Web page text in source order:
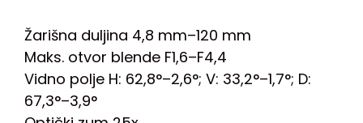
Žarišna duljina 4,8 mm–120 mm
Maks. otvor blende F1,6–F4,4
Vidno polje H: 62,8°–2,6°; V: 33,2°–1,7°; D:
67,3°–3,9°